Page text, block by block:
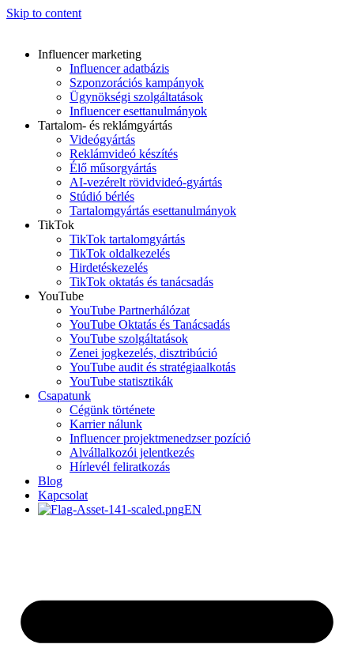
Skip to content
Influencer marketing
Influencer adatbázis
Szponzorációs kampányok
Ügynökségi szolgáltatások
Influencer esettanulmányok
Tartalom- és reklámgyártás
Videógyártás
Reklámvideó készítés
Élő műsorgyártás
AI-vezérelt rövidvideó-gyártás
Stúdió bérlés
Tartalomgyártás esettanulmányok
TikTok
TikTok tartalomgyártás
TikTok oldalkezelés
Hirdetéskezelés
TikTok oktatás és tanácsadás
YouTube
YouTube Partnerhálózat
YouTube Oktatás és Tanácsadás
YouTube szolgáltatások
Zenei jogkezelés, disztribúció
YouTube audit és stratégiaalkotás
YouTube statisztikák
Csapatunk
Cégünk története
Karrier nálunk
Influencer projektmenedzser pozíció
Alvállalkozói jelentkezés
Hírlevél feliratkozás
Blog
Kapcsolat
EN